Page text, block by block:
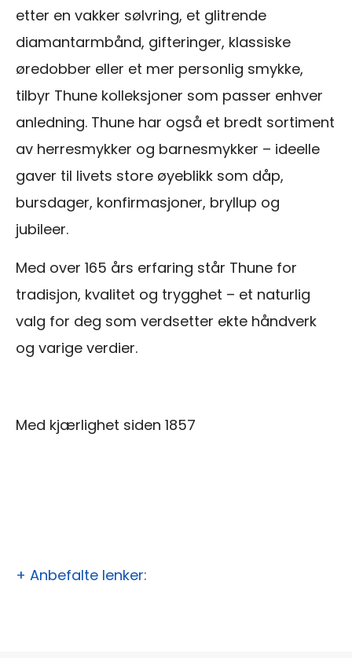
etter en vakker sølvring, et glitrende
diamantarmbånd, gifteringer, klassiske
øredobber eller et mer personlig smykke,
tilbyr Thune kolleksjoner som passer enhver
anledning. Thune har også et bredt sortiment
av herresmykker og barnesmykker – ideelle
gaver til livets store øyeblikk som dåp,
bursdager, konfirmasjoner, bryllup og
jubileer.
Med over 165 års erfaring står Thune for
tradisjon, kvalitet og trygghet – et naturlig
valg for deg som verdsetter ekte håndverk
og varige verdier.
Med kjærlighet siden 1857
+ Anbefalte lenker: